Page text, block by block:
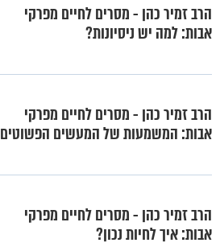
הרב זמיר כהן - מסרים לחיים מפרקי
אבות: למה יש ניסיונות?
הרב זמיר כהן - מסרים לחיים מפרקי
אבות: המשמעות של המעשים הפשוטים
הרב זמיר כהן - מסרים לחיים מפרקי
אבות: איך לחיות נכון?